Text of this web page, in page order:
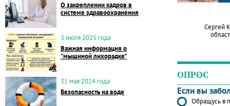
О закреплении кадров в
системе здравоохранения
3 июля 2025 года
Важная информация о
"мышиной лихорадке"
31 мая 2024 года
Безопасность на воде
Сергей
ОПРОС
Если вы
Обращусь в